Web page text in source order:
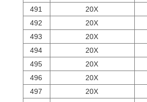
491
20Х
492
20Х
493
20Х
494
20Х
495
20Х
496
20Х
497
20Х